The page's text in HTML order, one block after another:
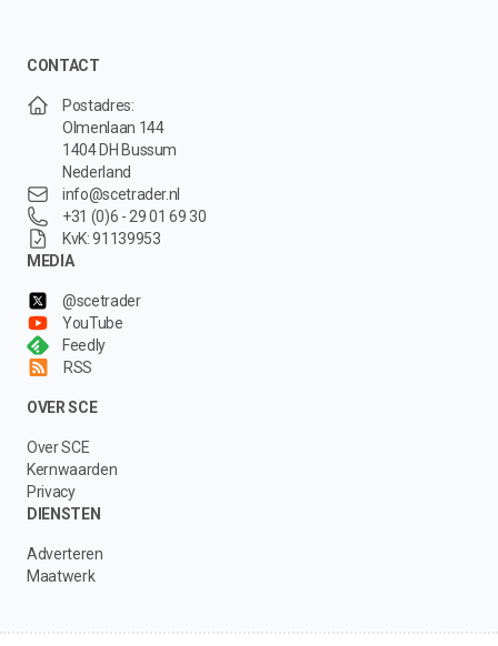
CONTACT
Postadres:
Olmenlaan 144
1404 DH Bussum
Nederland
info@scetrader.nl
+31 (0)6 - 29 01 69 30
KvK: 91139953
MEDIA
@scetrader
YouTube
Feedly
RSS
OVER SCE
Over SCE
Kernwaarden
Privacy
DIENSTEN
Adverteren
Maatwerk